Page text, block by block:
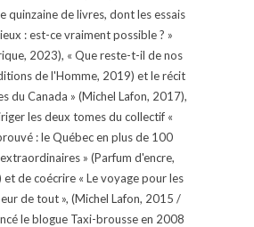
quinzaine de livres, dont les essais
: est-ce vraiment possible ? »
2023), « Que reste-t-il de nos
de l'Homme, 2019) et le récit
du Canada » (Michel Lafon, 2017),
les deux tomes du collectif «
: le Québec en plus de 100
» (Parfum d'encre,
de coécrire « Le voyage pour les
de tout », (Michel Lafon, 2015 /
le blogue Taxi-brousse en 2008